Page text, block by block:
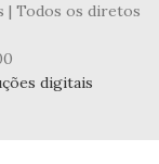
| Todos os diretos
digitais